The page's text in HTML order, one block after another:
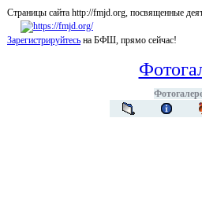
Страницы сайта http://fmjd.org,
Зарегистрируйтесь на БФШ, прямо сейчас!